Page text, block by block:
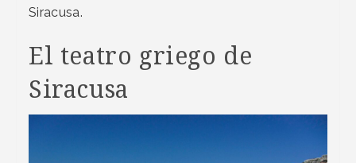
Siracusa.
El teatro griego de
Siracusa